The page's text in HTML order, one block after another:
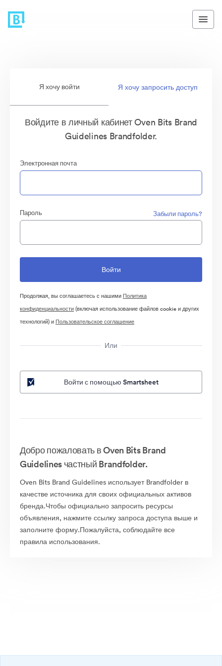
Я хочу войти Я хочу запросить доступ
Войдите в личный кабинет Oven Bits Brand
Guidelines Brandfolder.
Электронная почта
Пароль Забыли пароль?
Продолжая, вы соглашаетесь с нашими Политика
конфиденциальности(включая использование файлов cookie и других
технологий) и Пользовательское соглашение
Или
Войти с помощью Smartsheet
Добро пожаловать в Oven Bits Brand
Guidelines частный Brandfolder.
Oven Bits Brand Guidelines использует Brandfolder в
качестве источника для своих официальных активов
бренда.Чтобы официально запросить ресурсы
объявления, нажмите ссылку запроса доступа выше и
заполните форму.Пожалуйста, соблюдайте все
правила использования.